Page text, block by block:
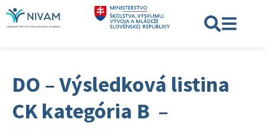
DO – Výsledková listina
CK kategória B –